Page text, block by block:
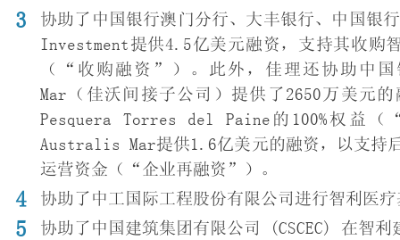
协助了中国银行澳门分行、大丰银行、中国银
Investment提供4.5亿美元融资，支持其收购
（“收购融资”）。此外，佳理还协助中
Mar（佳沃间接子公司）提供了2650万美元
Pesquera Torres del Paine的100%权益
Australis Mar提供1.6亿美元的融资，以支持
运营资金（“企业再融资”）。
协助了中工国际工程股份有限公司进行智利医
协助了中国建筑集团有限公司 (CSCEC) 在智